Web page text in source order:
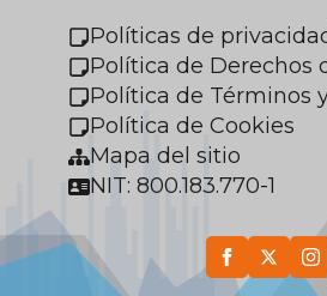
Políticas de
Política de Derechos
Política de Términos
Política de Cookies
Mapa del sitio
NIT: 800.183.770-1